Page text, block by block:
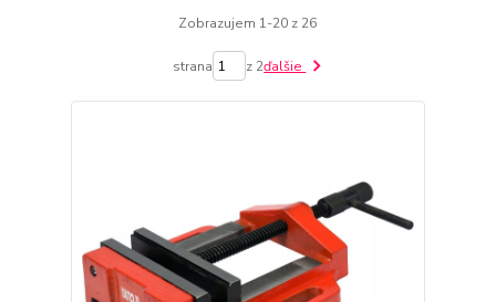
Zobrazujem 1-20 z 26
strana z 2ďalšie